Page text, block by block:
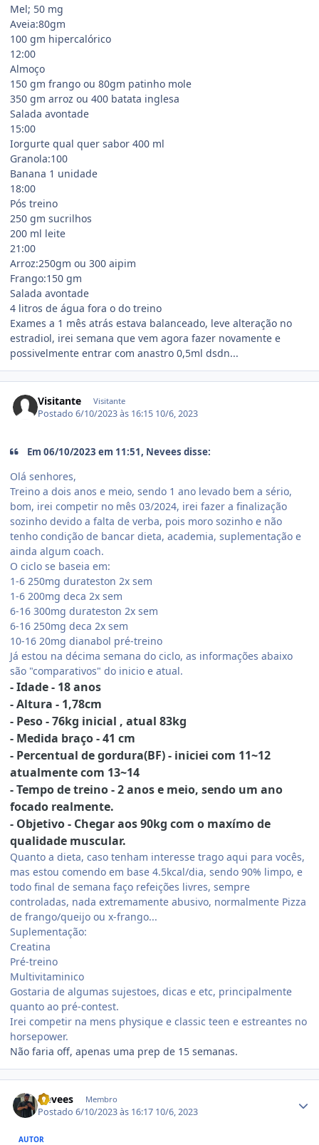
Mel; 50 mg
Aveia:80gm
100 gm hipercalórico
12:00
Almoço
150 gm frango ou 80gm patinho mole
350 gm arroz ou 400 batata inglesa
Salada avontade
15:00
Iorgurte qual quer sabor 400 ml
Granola:100
Banana 1 unidade
18:00
Pós treino
250 gm sucrilhos
200 ml leite
21:00
Arroz:250gm ou 300 aipim
Frango:150 gm
Salada avontade
4 litros de água fora o do treino
Exames a 1 mês atrás estava balanceado, leve alteração no
estradiol, irei semana que vem agora fazer novamente e
possivelmente entrar com anastro 0,5ml dsdn...
Visitante Visitante
Postado6/10/2023 às 16:15 10/6, 2023
Em 06/10/2023 em 11:51, Nevees disse:
Olá senhores,
Treino a dois anos e meio, sendo 1 ano levado bem a sério,
bom, irei competir no mês 03/2024, irei fazer a finalização
sozinho devido a falta de verba, pois moro sozinho e não
tenho condição de bancar dieta, academia, suplementação e
ainda algum coach.
O ciclo se baseia em:
1-6 250mg durateston 2x sem
1-6 200mg deca 2x sem
6-16 300mg durateston 2x sem
6-16 250mg deca 2x sem
10-16 20mg dianabol pré-treino
Já estou na décima semana do ciclo, as informações abaixo
são "comparativos" do inicio e atual.
- Idade - 18 anos
- Altura - 1,78cm
- Peso - 76kg inicial , atual 83kg
- Medida braço - 41 cm
- Percentual de gordura(BF) - iniciei com 11~12
atualmente com 13~14
- Tempo de treino - 2 anos e meio, sendo um ano
focado realmente.
- Objetivo - Chegar aos 90kg com o maxímo de
qualidade muscular.
Quanto a dieta, caso tenham interesse trago aqui para vocês,
mas estou comendo em base 4.5kcal/dia, sendo 90% limpo, e
todo final de semana faço refeições livres, sempre
controladas, nada extremamente abusivo, normalmente Pizza
de frango/queijo ou x-frango...
Suplementação:
Creatina
Pré-treino
Multivitaminico
Gostaria de algumas sujestoes, dicas e etc, principalmente
quanto ao pré-contest.
Irei competir na mens physique e classic teen e estreantes no
horsepower.
Não faria off, apenas uma prep de 15 semanas.
Nevees Membro
Postado6/10/2023 às 16:17 10/6, 2023
AUTOR